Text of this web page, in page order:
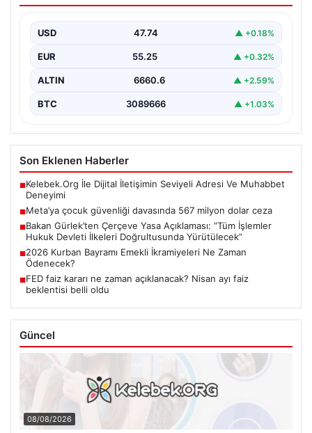
USD 47.74 ▲ +0.18%
EUR 55.25 ▲ +0.32%
ALTIN 6660.6 ▲ +2.59%
BTC 3089666 ▲ +1.03%
Son Eklenen Haberler
■Kelebek.Org İle Dijital İletişimin Seviyeli Adresi Ve Muhabbet
Deneyimi
■Meta’ya çocuk güvenliği davasında 567 milyon dolar ceza
■Bakan Gürlek’ten Çerçeve Yasa Açıklaması: “Tüm İşlemler
Hukuk Devleti İlkeleri Doğrultusunda Yürütülecek”
■2026 Kurban Bayramı Emekli İkramiyeleri Ne Zaman
Ödenecek?
■FED faiz kararı ne zaman açıklanacak? Nisan ayı faiz
beklentisi belli oldu
Güncel
08/08/2026